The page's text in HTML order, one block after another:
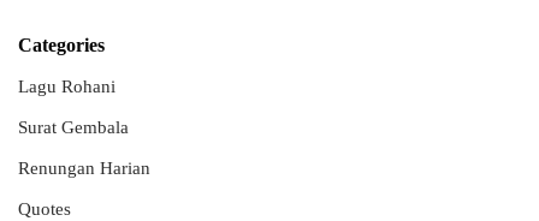
Categories
Lagu Rohani
Surat Gembala
Renungan Harian
Quotes